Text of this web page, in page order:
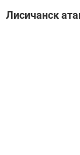
Лисичанск